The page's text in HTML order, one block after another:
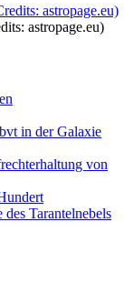
astropage.eu)
in der Galaxie
von
Tarantelnebels